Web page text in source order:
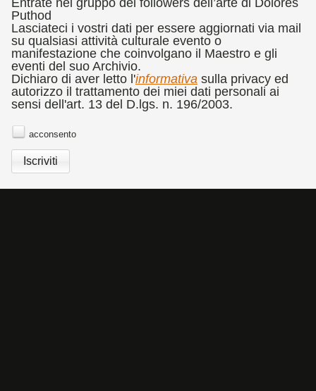
PRESENTAZIONI
CENNI BIOGRAFICI
CATALOGO
CONCORSI
BANDO CONCORSO D’ARTE DOLORES PUTHOD
"L'ANIMA DEL SEGNO TEATRALE"
BANDO CONCORSO DI FOTOGRAFIA DOLORES
PUTHOD
PRESS
RASSEGNA STAMPA
COMMEDIA DELL'ARTE
NEWSLETTER
"SIESTA - LOU LOU", 1979
olio su tela, cm. 70 x 100
Cookies Policy
Entrate nel gruppo dei followers dell’arte di Dolores
Puthod
Lasciateci i vostri dati per essere aggiornati via mail
su qualsiasi attività culturale evento o
manifestazione che coinvolgano il Maestro e gli
eventi del suo Archivio.
Dichiaro di aver letto l'informativa sulla privacy ed
autorizzo il trattamento dei miei dati personali ai
sensi dell'art. 13 del D.lgs. n. 196/2003.
acconsento